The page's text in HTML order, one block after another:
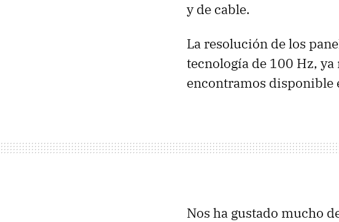
y de cable.
La resolución de los
tecnología de 100 Hz,
encontramos disponible
Nos ha gustado mucho